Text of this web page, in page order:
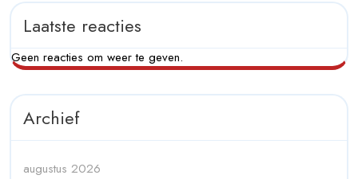
Laatste reacties
Geen reacties om weer te geven.
Archief
augustus 2026